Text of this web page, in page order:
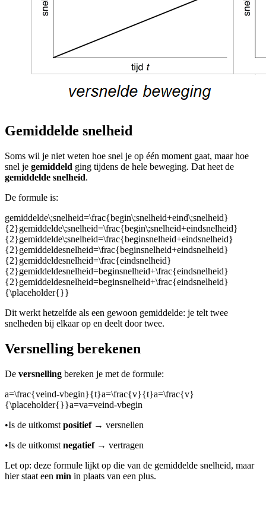
Gemiddelde snelheid
Soms wil je niet weten hoe snel je op één moment gaat, maar hoe
snel je gemiddeld ging tijdens de hele beweging. Dat heet de
gemiddelde snelheid.
De formule is:
gemiddelde\;snelheid=\frac{begin\;snelheid+eind\;snelheid}
{2}gemiddelde\;snelheid=\frac{begin\;snelheid+eindsnelheid}
{2}gemiddelde\;snelheid=\frac{beginsnelheid+eindsnelheid}
{2}gemiddeldesnelheid=\frac{beginsnelheid+eindsnelheid}
{2}gemiddeldesnelheid=\frac{eindsnelheid}
{2}gemiddeldesnelheid=beginsnelheid+\frac{eindsnelheid}
{2}gemiddeldesnelheid=beginsnelheid+\frac{eindsnelheid}
{\placeholder{}}
Dit werkt hetzelfde als een gewoon gemiddelde: je telt twee
snelheden bij elkaar op en deelt door twee.
Versnelling berekenen
De versnelling bereken je met de formule:
a=\frac{veind-vbegin}{t}a=\frac{v}{t}a=\frac{v}
{\placeholder{}}a=va=veind-vbegin
•Is de uitkomst positief→ versnellen
•Is de uitkomst negatief→ vertragen
Let op: deze formule lijkt op die van de gemiddelde snelheid, maar
hier staat een min in plaats van een plus.